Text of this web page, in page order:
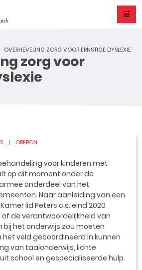
zorg voor
OVERHEVELING ZORG VOOR ERNSTIGE DYSLEXIE
OBERON
voor kinderen met
op dit moment onder de
onderdeel van het
Naar aanleiding van een
lid Peters c.s. eind 2020
de verantwoordelijkheid van
het onderwijs zou moeten
het veld gecoördineerd in kunnen
van taalonderwijs, lichte
school en gespecialiseerde hulp.